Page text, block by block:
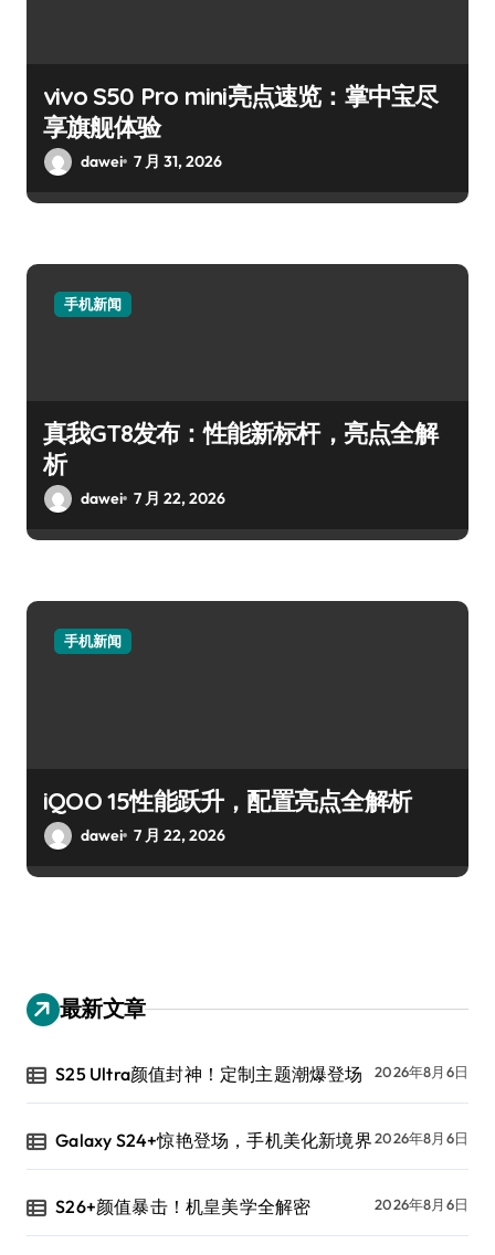
vivo S50 Pro mini亮点速览：掌中宝尽
享旗舰体验
dawei 7 月 31, 2026
手机新闻
真我GT8发布：性能新标杆，亮点全解
析
dawei 7 月 22, 2026
手机新闻
iQOO 15性能跃升，配置亮点全解析
dawei 7 月 22, 2026
最新文章
S25 Ultra颜值封神！定制主题潮爆登场 2026年8月6日
Galaxy S24+惊艳登场，手机美化新境界2026年8月6日
S26+颜值暴击！机皇美学全解密 2026年8月6日